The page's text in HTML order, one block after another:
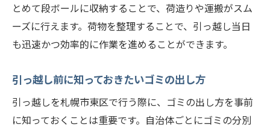
とめて段ボールに収納することで、荷造りや運搬がスム
ーズに行えます。荷物を整理することで、引っ越し当日
も迅速かつ効率的に作業を進めることができます。
引っ越し前に知っておきたいゴミの出し方
引っ越しを札幌市東区で行う際に、ゴミの出し方を事前
に知っておくことは重要です。自治体ごとにゴミの分別